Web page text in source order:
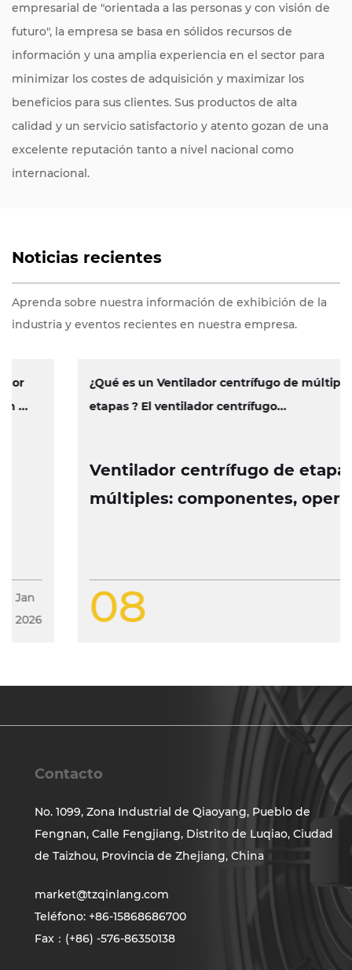
empresarial de "orientada a las personas y con visión de
futuro", la empresa se basa en sólidos recursos de
información y una amplia experiencia en el sector para
minimizar los costes de adquisición y maximizar los
beneficios para sus clientes. Sus productos de alta
calidad y un servicio satisfactorio y atento gozan de una
excelente reputación tanto a nivel nacional como
internacional.
Noticias recientes
Aprenda sobre nuestra información de exhibición de la
industria y eventos recientes en nuestra empresa.
Ventilador centrífugo de etapas
múltiples: componentes, operación
¿Qué es un Ventilador centrífugo de múltiples
etapas ? El ventilador centrífugo...
08
Contacto
No. 1099, Zona Industrial de Qiaoyang, Pueblo de
Fengnan, Calle Fengjiang, Distrito de Luqiao, Ciudad
de Taizhou, Provincia de Zhejiang, China
market@tzqinlang.com
Teléfono: +86-15868686700
Fax：(+86) -576-86350138